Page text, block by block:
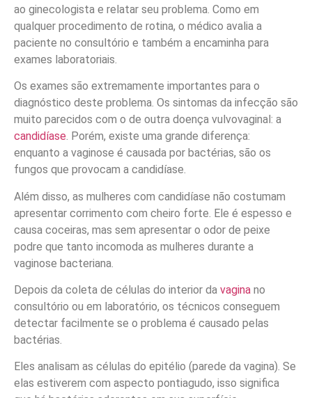
ao ginecologista e relatar seu problema. Como em
qualquer procedimento de rotina, o médico avalia a
paciente no consultório e também a encaminha para
exames laboratoriais.
Os exames são extremamente importantes para o
diagnóstico deste problema. Os sintomas da infecção são
muito parecidos com o de outra doença vulvovaginal: a
candidíase. Porém, existe uma grande diferença:
enquanto a vaginose é causada por bactérias, são os
fungos que provocam a candidíase.
Além disso, as mulheres com candidíase não costumam
apresentar corrimento com cheiro forte. Ele é espesso e
causa coceiras, mas sem apresentar o odor de peixe
podre que tanto incomoda as mulheres durante a
vaginose bacteriana.
Depois da coleta de células do interior da vagina no
consultório ou em laboratório, os técnicos conseguem
detectar facilmente se o problema é causado pelas
bactérias.
Eles analisam as células do epitélio (parede da vagina). Se
elas estiverem com aspecto pontiagudo, isso significa